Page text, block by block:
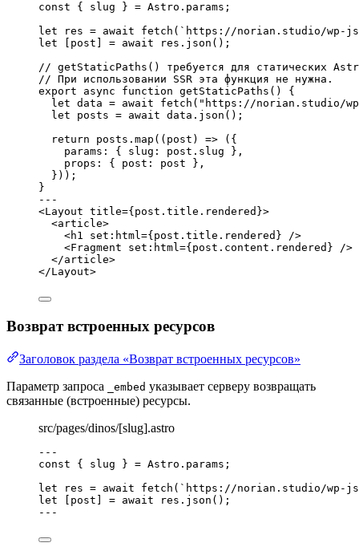
const { slug } = Astro . params ;
let
res = await fetch ( ` https://norian.studio/wp-
let [ post ] = await res . json ();
// getStaticPaths() требуется для статических
// При использовании SSR эта функция не нужна.
export
async function getStaticPaths ()
{
let data = await fetch ( " https://norian.studio/
let posts = await data . json ();
return posts . map ( ( post ) => ({
params: { slug: post . slug } ,
props: { post: post } ,
}));
}
---
<Layout title={ post . title . rendered }>
<article>
<h1 set:html={ post . title . rendered } />
<Fragment set:html={ post . content . rendered } />
</article>
</Layout>
Возврат встроенных ресурсов
Заголовок раздела «Возврат встроенных ресурсов»
Параметр запроса
_embed указывает серверу возвращать
связанные (встроенные) ресурсы.
src/pages/dinos/[slug].astro
---
const { slug } = Astro . params ;
let
res = await fetch ( ` https://norian.studio/wp-
let [ post ] = await res . json ();
---